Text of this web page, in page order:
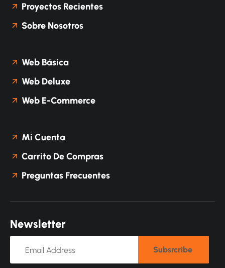
Proyectos Recientes
Sobre Nosotros
Web Básica
Web Deluxe
Web E-Commerce
Mi Cuenta
Carrito De Compras
Preguntas Frecuentes
Newsletter
Subsrcribe